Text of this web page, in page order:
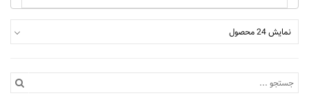
نمایش 24 محصول